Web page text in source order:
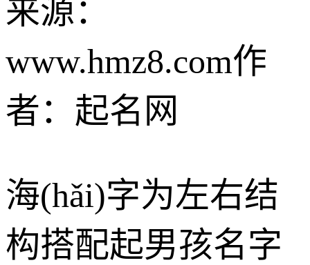
来源：
www.hmz8.com作
者：起名网
海(hǎi)字为左右结
构搭配起男孩名字